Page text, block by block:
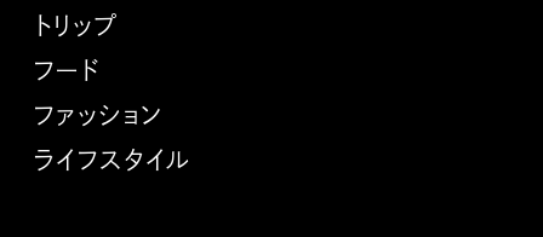
トリップ
フード
ファッション
ライフスタイル